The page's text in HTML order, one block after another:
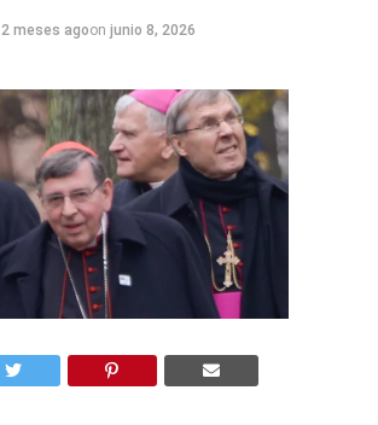
2 meses agoon junio 8, 2026